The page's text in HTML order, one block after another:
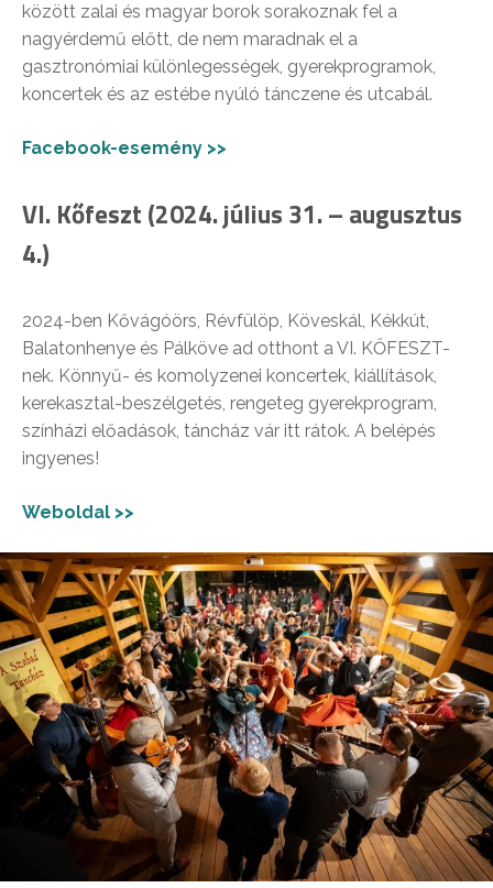
között zalai és magyar borok sorakoznak fel a
nagyérdemű előtt, de nem maradnak el a
gasztronómiai különlegességek, gyerekprogramok,
koncertek és az estébe nyúló tánczene és utcabál.
Facebook-esemény >>
VI. Kőfeszt (2024. július 31. – augusztus
4.)
2024-ben Kővágóörs, Révfülöp, Köveskál, Kékkút,
Balatonhenye és Pálköve ad otthont a VI. KŐFESZT-
nek. Könnyű- és komolyzenei koncertek, kiállítások,
kerekasztal-beszélgetés, rengeteg gyerekprogram,
színházi előadások, táncház vár itt rátok. A belépés
ingyenes!
Weboldal >>